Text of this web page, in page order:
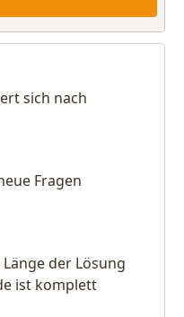
sich nach
Fragen
der Lösung
ist komplett